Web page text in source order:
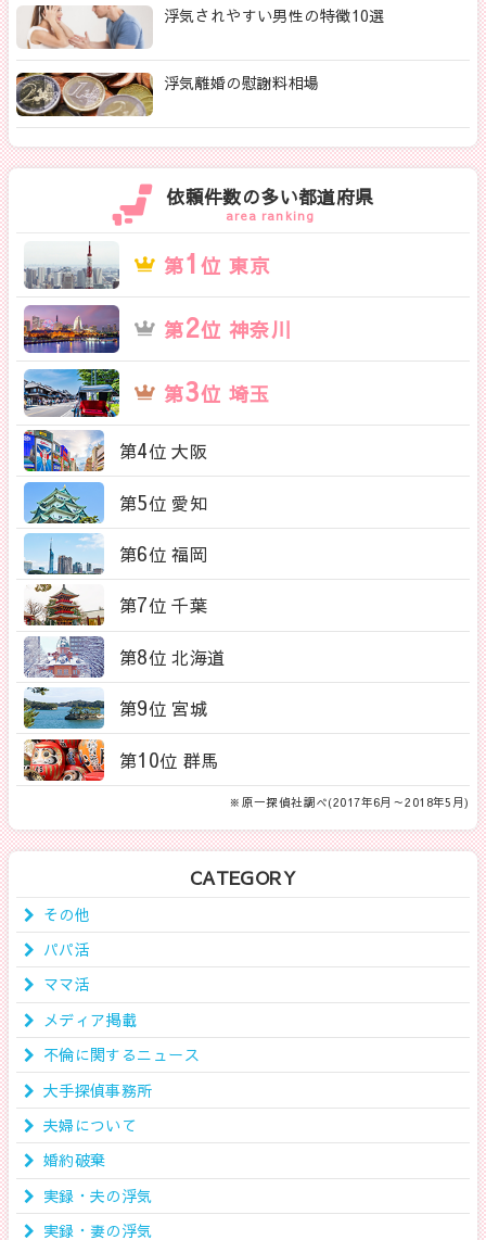
浮気されやすい男性の特徴10選
浮気離婚の慰謝料相場
依頼件数の多い都道府県
area ranking
第1 位 東京
第2位 神奈川
第3位 埼玉
第4位 大阪
第5位 愛知
第6位 福岡
第7位 千葉
第8位 北海道
第9位 宮城
第10位 群馬
※原一探偵社調べ(2017年6月～2018年5月)
CATEGORY
その他
パパ活
ママ活
メディア掲載
不倫に関するニュース
大手探偵事務所
夫婦について
婚約破棄
実録・夫の浮気
実録・妻の浮気